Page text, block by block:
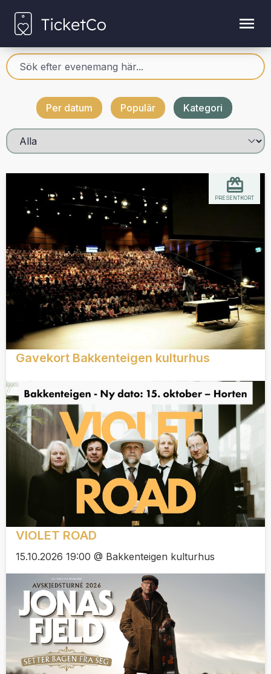
Per datum Populär Kategori
Gavekort Bakkenteigen kulturhus
PRESENTKORT
VIOLET ROAD
15.10.2026 19:00 @ Bakkenteigen kulturhus